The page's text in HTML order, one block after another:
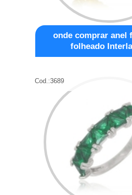
onde comprar anel
folheado
Cod.:3689